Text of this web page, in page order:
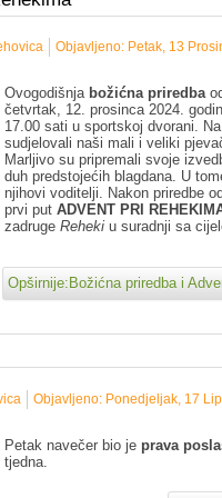
Objavljeno: Petak, 13
Ovogodišnja božićna priredba
četvrtak, 12. prosinca 2024.
17.00 sati u sportskoj dvorani.
sudjelovali naši mali i veliki
Marljivo su pripremali svoje
duh predstojećih blagdana. U
njihovi voditelji. Nakon priredbe
prvi putADVENT PRI
zadrugeReheki u suradnji sa
Opširnije:Božićna priredba i
Objavljeno: Ponedjeljak, 17
Petak navečer bio je prava
tjedna.